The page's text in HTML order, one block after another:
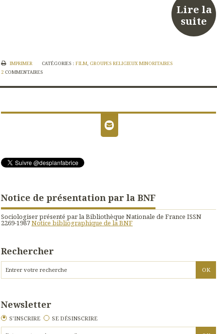
Notice de présentation par la BNF
Sociologiser présenté par la Bibliothèque Nationale de France ISSN
2269-1987Notice bibliographique de la BNF
Rechercher
Newsletter
S'INSCRIRE SE DÉSINSCRIRE
Lire la
suite
IMPRIMER CATÉGORIES : FILM, GROUPES RELIGIEUX MINORITAIRES
2 COMMENTAIRES